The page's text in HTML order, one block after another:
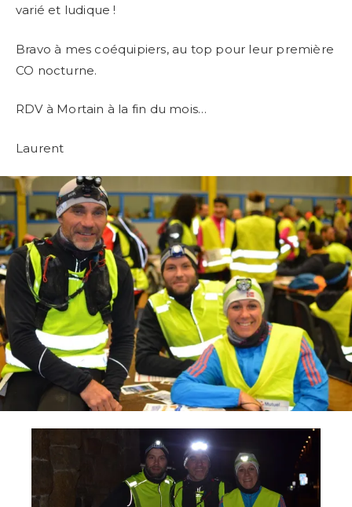
varié et ludique !
Bravo à mes coéquipiers, au top pour leur première
CO nocturne.
RDV à Mortain à la fin du mois…
Laurent